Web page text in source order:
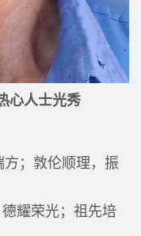
士光秀
；敦伦顺理，振
耀荣光；祖先培